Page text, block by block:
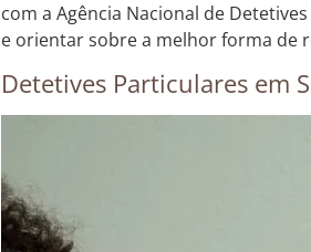
com a Agência Nacional de
e orientar sobre a melhor forma de
Detetives Particulares em